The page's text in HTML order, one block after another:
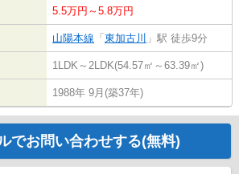
5.5万円～5.8万円
山陽本線 「 東加古川 」駅 徒歩9分
1LDK～2LDK(54.57㎡～63.39㎡)
1988年 9月(築37年)
でお問い合わせする(無料)